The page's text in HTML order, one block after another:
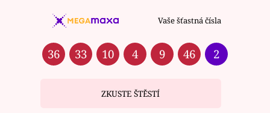
Vaše šťastná čísla
36 33 10 4 9 46 2
ZKUSTE ŠTĚSTÍ